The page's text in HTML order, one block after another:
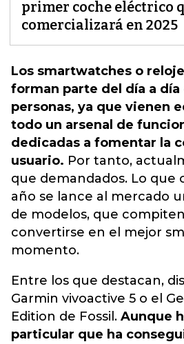
primer coche eléctrico
comercializará en 2025
Los smartwatches o
forman parte del día a día
personas, ya que vienen
todo un arsenal de
dedicadas a fomentar la
usuario. Por tanto,
que demandados. Lo que
año se lance al mercado
de modelos, que
convertirse en el mejor
momento.
Entre los que destacan,
Garmin vivoactive 5 o el
Edition de Fossil. Aunque
particular que ha